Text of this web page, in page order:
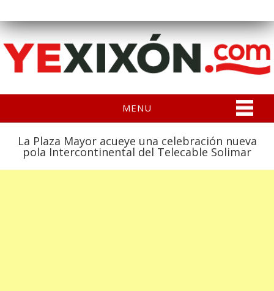
MENU
La Plaza Mayor acueye una celebración nueva
pola Intercontinental del Telecable Solimar